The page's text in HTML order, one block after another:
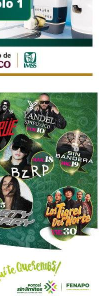
más
fue acumulando una deuda
a mediados de la década
Slim inyectó el capital
y convertirse en
su llegada, se han hecho
delEstadio
no se limita a su
La propia constructora
y Construcción
físicamente la
en 2008. Así lo
que enlista la obra en
junto con reportes de
anuales de Grupo
la construcción en 2008 y
antes de cobrar por
cobrado por
ICA
(50.999% del
es de Slim (o no del todo).